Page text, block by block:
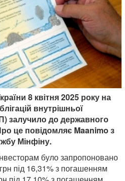
8 квітня 2025 року на
внутрішньої
залучило до державного
це повідомляє Maanimo з
Мінфіну.
було запропоновано
під 16,31% з погашенням